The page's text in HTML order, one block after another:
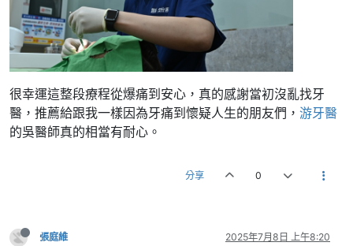
很幸運這整段療程從爆痛到安心，真的感謝當初沒亂找牙
醫，推薦給跟我一樣因為牙痛到懷疑人生的朋友們， 游牙醫
的吳醫師真的相當有耐心。
分享 0
張庭維 2025年7月8日 上午8:20